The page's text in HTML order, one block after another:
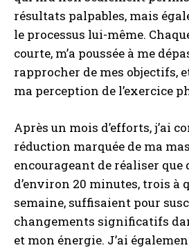
résultats palpables, mais
le processus lui-même.
courte, m’a poussée à me
rapprocher de mes objectifs,
ma perception de l’exercice
Après un mois d’efforts, j’ai
réduction marquée de ma
encourageant de réaliser que
d’environ 20 minutes, trois à
semaine, suffisaient pour
changements significatifs
et mon énergie. J’ai